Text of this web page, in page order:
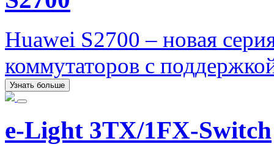
Huawei S2700 – новая
коммутаторов с
Узнать больше
e-Light 3TX/1FX-Switch